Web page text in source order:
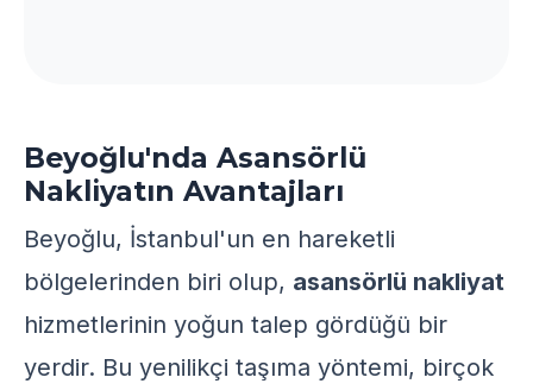
Beyoğlu'nda Asansörlü
Nakliyatın Avantajları
Beyoğlu, İstanbul'un en hareketli
bölgelerinden biri olup, asansörlü nakliyat
hizmetlerinin yoğun talep gördüğü bir
yerdir. Bu yenilikçi taşıma yöntemi, birçok